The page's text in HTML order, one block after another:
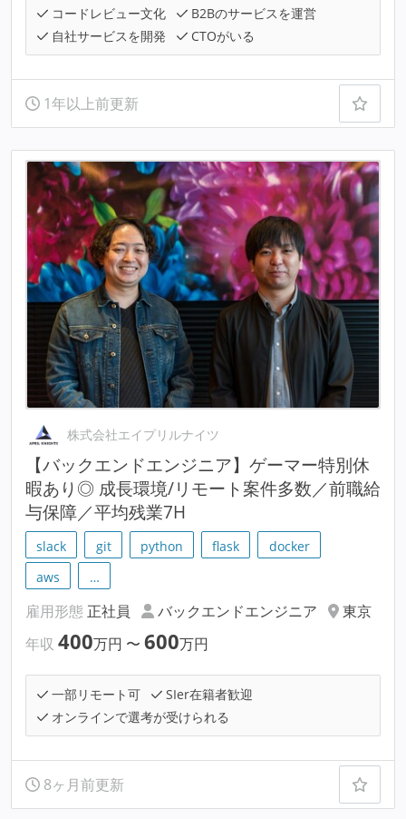
コードレビュー文化
B2Bのサービスを運営
自社サービスを開発
CTOがいる
1年以上前更新
株式会社エイプリルナイツ
【バックエンドエンジニア】ゲーマー特別休
暇あり◎ 成長環境/リモート案件多数／前職給
与保障／平均残業7H
slack git python flask
docker
aws
…
雇用形態 正社員 バックエンドエンジニア
東京
年収 400万円 〜 600万円
一部リモート可
SIer在籍者歓迎
オンラインで選考が受けられる
8ヶ月前更新